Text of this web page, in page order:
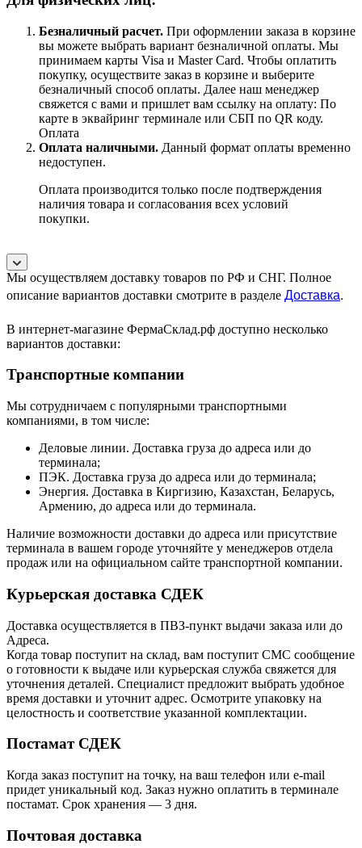
Безналичный расчет. При оформлении заказа в корзине
вы можете выбрать вариант безналичной оплаты. Мы
принимаем карты Visa и Master Card. Чтобы оплатить
покупку, осуществите заказ в корзине и выберите
безналичный способ оплаты. Далее наш менеджер
свяжется с вами и пришлет вам ссылку на оплату: По
карте в эквайринг терминале или СБП по QR коду.
Оплата
Оплата наличными. Данный формат оплаты временно
недоступен.
Оплата производится только после подтверждения
наличия товара и согласования всех условий
покупки.
Мы осуществляем доставку товаров по РФ и СНГ. Полное
описание вариантов доставки смотрите в разделе Доставка.
В интернет-магазине ФермаСклад.рф доступно несколько
вариантов доставки:
Транспортные компании
Мы сотрудничаем с популярными транспортными
компаниями, в том числе:
Деловые линии. Доставка груза до адреса или до
терминала;
ПЭК. Доставка груза до адреса или до терминала;
Энергия. Доставка в Киргизию, Казахстан, Беларусь,
Армению, до адреса или до терминала.
Наличие возможности доставки до адреса или присутствие
терминала в вашем городе уточняйте у менеджеров отдела
продаж или на официальном сайте транспортной компании.
Курьерская доставка СДЕК
Доставка осуществляется в ПВЗ-пункт выдачи заказа или до
Адреса.
Когда товар поступит на склад, вам поступит СМС сообщение
о готовности к выдаче или курьерская служба свяжется для
уточнения деталей. Специалист предложит выбрать удобное
время доставки и уточнит адрес. Осмотрите упаковку на
целостность и соответствие указанной комплектации.
Постамат СДЕК
Когда заказ поступит на точку, на ваш телефон или e-mail
придет уникальный код. Заказ нужно оплатить в терминале
постамат. Срок хранения — 3 дня.
Почтовая доставка